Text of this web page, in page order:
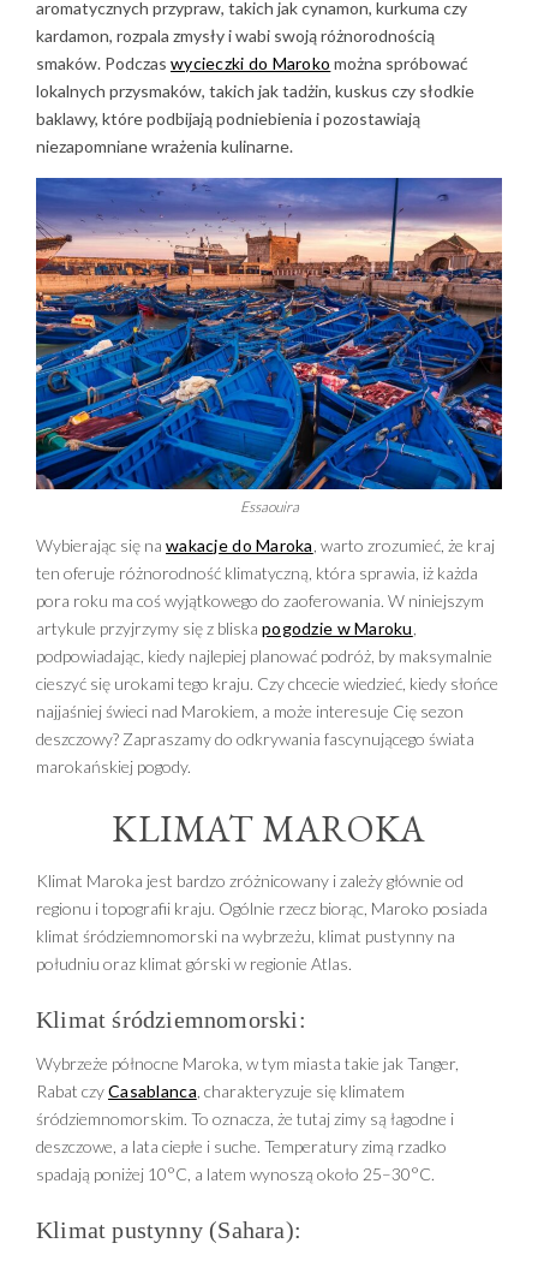
aromatycznych przypraw, takich jak cynamon, kurkuma czy
kardamon, rozpala zmysły i wabi swoją różnorodnością
smaków. Podczas wycieczki do Maroko można spróbować
lokalnych przysmaków, takich jak tadżin, kuskus czy słodkie
baklawy, które podbijają podniebienia i pozostawiają
niezapomniane wrażenia kulinarne.
Essaouira
Wybierając się na wakacje do Maroka , warto zrozumieć, że kraj
ten oferuje różnorodność klimatyczną, która sprawia, iż każda
pora roku ma coś wyjątkowego do zaoferowania. W niniejszym
artykule przyjrzymy się z bliska pogodzie w Maroku
podpowiadając, kiedy najlepiej planować podróż, by maksymalnie
cieszyć się urokami tego kraju. Czy chcecie wiedzieć, kiedy słońce
najjaśniej świeci nad Marokiem, a może interesuje Cię sezon
deszczowy? Zapraszamy do odkrywania fascynującego świata
marokańskiej pogody.
KLIMAT MAROKA
Klimat Maroka jest bardzo zróżnicowany i zależy głównie od
regionu i topografii kraju. Ogólnie rzecz biorąc, Maroko posiada
klimat śródziemnomorski na wybrzeżu, klimat pustynny na
południu oraz klimat górski w regionie Atlas.
Klimat śródziemnomorski:
Wybrzeże północne Maroka, w tym miasta takie jak Tanger,
Rabat czyCasablanca , charakteryzuje się klimatem
śródziemnomorskim. To oznacza, że tutaj zimy są łagodne i
deszczowe, a lata ciepłe i suche. Temperatury zimą rzadko
spadają poniżej 10°C, a latem wynoszą około 25–30°C.
Klimat pustynny (Sahara):